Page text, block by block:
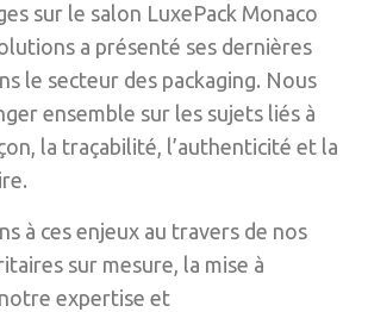
sur le salon LuxePack Monaco
a présenté ses dernières
le secteur des packaging. Nous
ensemble sur les sujets liés à
la traçabilité, l’authenticité et la
à ces enjeux au travers de nos
sur mesure, la mise à
expertise et